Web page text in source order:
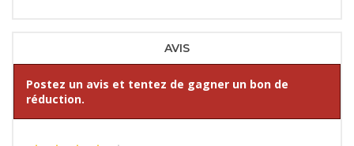
AVIS
Postez un avis et tentez de gagner un bon de
réduction.